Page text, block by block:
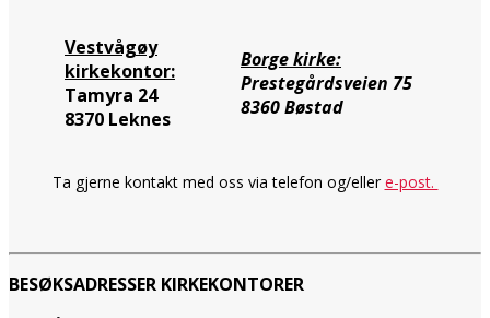
Vestvågøy
kirkekontor:
Tamyra 24
8370 Leknes
Borge kirke:
Prestegårdsveien 75
8360 Bøstad
Ta gjerne kontakt med oss via telefon og/ellere-post.
BESØKSADRESSER KIRKEKONTORER